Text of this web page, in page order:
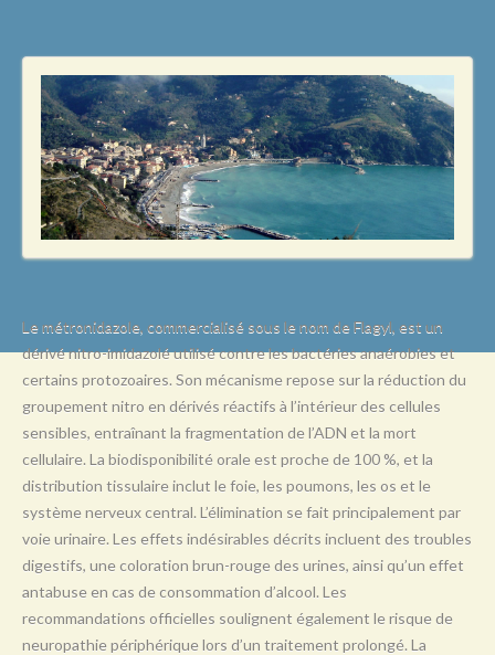
P
Q
R
S
T
U
W
Le métronidazole, commercialisé sous le nom de Flagyl, est un
dérivé nitro-imidazolé utilisé contre les bactéries anaérobies et
certains protozoaires. Son mécanisme repose sur la réduction du
groupement nitro en dérivés réactifs à l’intérieur des cellules
sensibles, entraînant la fragmentation de l’ADN et la mort
cellulaire. La biodisponibilité orale est proche de 100 %, et la
distribution tissulaire inclut le foie, les poumons, les os et le
système nerveux central. L’élimination se fait principalement par
voie urinaire. Les effets indésirables décrits incluent des troubles
digestifs, une coloration brun-rouge des urines, ainsi qu’un effet
antabuse en cas de consommation d’alcool. Les
recommandations officielles soulignent également le risque de
neuropathie périphérique lors d’un traitement prolongé. La